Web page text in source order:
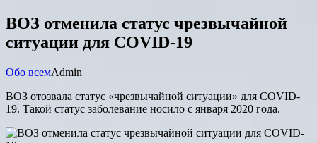
ВОЗ отменила статус чрезвычайной
ситуации для COVID-19
Обо всемAdmin
ВОЗ отозвала статус «чрезвычайной ситуации» для COVID-
19. Такой статус заболевание носило с января 2020 года.